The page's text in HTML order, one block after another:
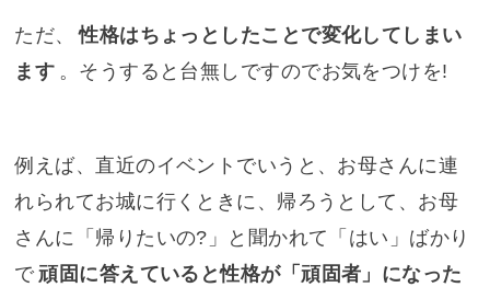
ただ、
性格はちょっとしたことで変化してしまい
ます 。そうすると台無しですのでお気をつけを!
例えば、直近のイベントでいうと、お母さんに連
れられてお城に行くときに、帰ろうとして、お母
さんに「帰りたいの?」と聞かれて「はい」ばかり
で頑固に答えていると性格が「頑固者」になった